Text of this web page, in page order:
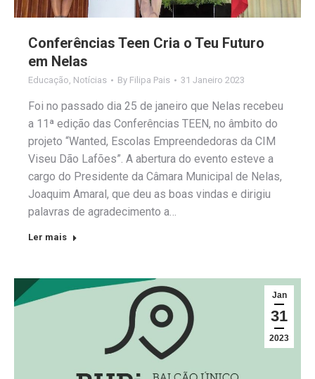
Conferências Teen Cria o Teu Futuro
em Nelas
Educação Notícias By Filipa Pais 31 Janeiro 2023
Foi no passado dia 25 de janeiro que Nelas recebeu
a 11ª edição das Conferências TEEN, no âmbito do
projeto “Wanted, Escolas Empreendedoras da CIM
Viseu Dão Lafões”. A abertura do evento esteve a
cargo do Presidente da Câmara Municipal de Nelas,
Joaquim Amaral, que deu as boas vindas e dirigiu
palavras de agradecimento a…
Ler mais
Jan
31
2023